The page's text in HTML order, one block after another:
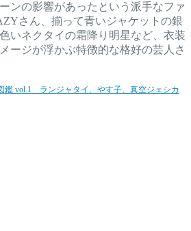
ンの影響があったという派手なファ
さん、揃って青いジャケットの銀
いネクタイの霜降り明星など、衣装
ージが浮かぶ特徴的な格好の芸人さ
鑑 vol.1 ランジャタイ、やす子、真空ジェシカ